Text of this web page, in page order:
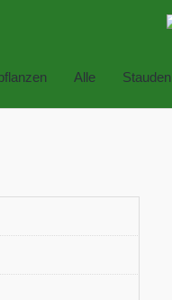
Alle Stauden